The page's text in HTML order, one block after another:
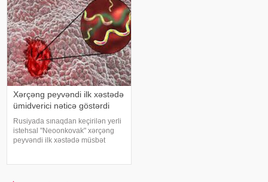
yanlış bildiklərindən daha az
danışırıq. Elə buna gör
Xərçəng peyvəndi ilk xəstədə
ümidverici nəticə göstərdi
Rusiyada sınaqdan keçirilən yerli
istehsal "Neoonkovak" xərçəng
peyvəndi ilk xəstədə müsbət